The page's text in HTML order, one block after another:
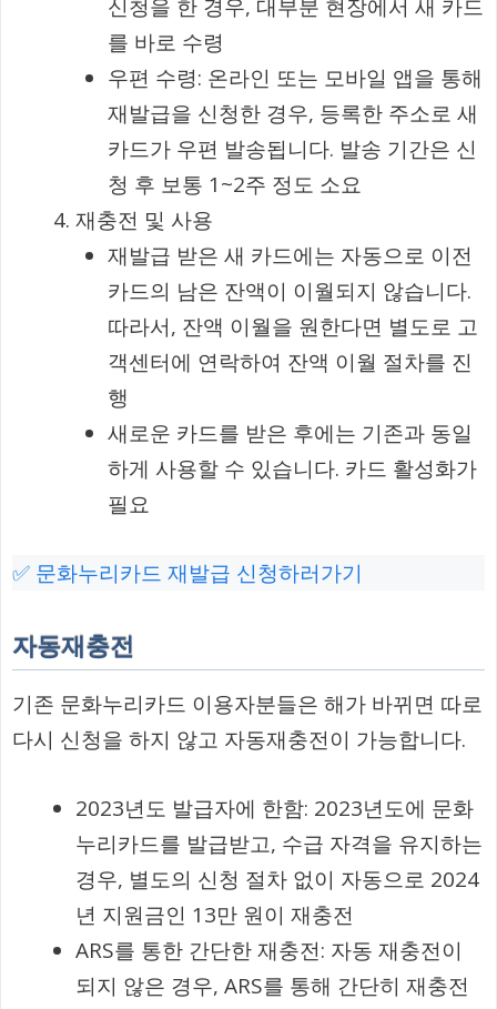
신청을 한 경우, 대부분 현장에서 새 카드
를 바로 수령
우편 수령: 온라인 또는 모바일 앱을 통해
재발급을 신청한 경우, 등록한 주소로 새
카드가 우편 발송됩니다. 발송 기간은 신
청 후 보통 1~2주 정도 소요
재충전 및 사용
재발급 받은 새 카드에는 자동으로 이전
카드의 남은 잔액이 이월되지 않습니다.
따라서, 잔액 이월을 원한다면 별도로 고
객센터에 연락하여 잔액 이월 절차를 진
행
새로운 카드를 받은 후에는 기존과 동일
하게 사용할 수 있습니다. 카드 활성화가
필요
✅ 문화누리카드 재발급 신청하러가기
자동재충전
기존 문화누리카드 이용자분들은 해가 바뀌면 따로
다시 신청을 하지 않고 자동재충전이 가능합니다.
2023년도 발급자에 한함: 2023년도에 문화
누리카드를 발급받고, 수급 자격을 유지하는
경우, 별도의 신청 절차 없이 자동으로 2024
년 지원금인 13만 원이 재충전
ARS를 통한 간단한 재충전: 자동 재충전이
되지 않은 경우, ARS를 통해 간단히 재충전